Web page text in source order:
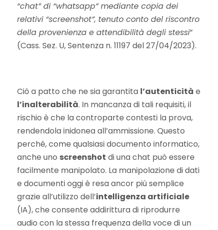
“chat” di “whatsapp” mediante copia dei
relativi “screenshot”, tenuto conto del riscontro
della provenienza e attendibilità degli stessi”
(Cass. Sez. U, Sentenza n. 11197 del 27/04/2023).
Ciò a patto che ne sia garantita l’autenticità e
l’inalterabilità. In mancanza di tali requisiti, il
rischio è che la controparte contesti la prova,
rendendola inidonea all’ammissione. Questo
perché, come qualsiasi documento informatico,
anche uno screenshot di una chat può essere
facilmente manipolato. La manipolazione di dati
e documenti oggi è resa ancor più semplice
grazie all’utilizzo dell’intelligenza artificiale
(IA), che consente addirittura di riprodurre
audio con la stessa frequenza della voce di un